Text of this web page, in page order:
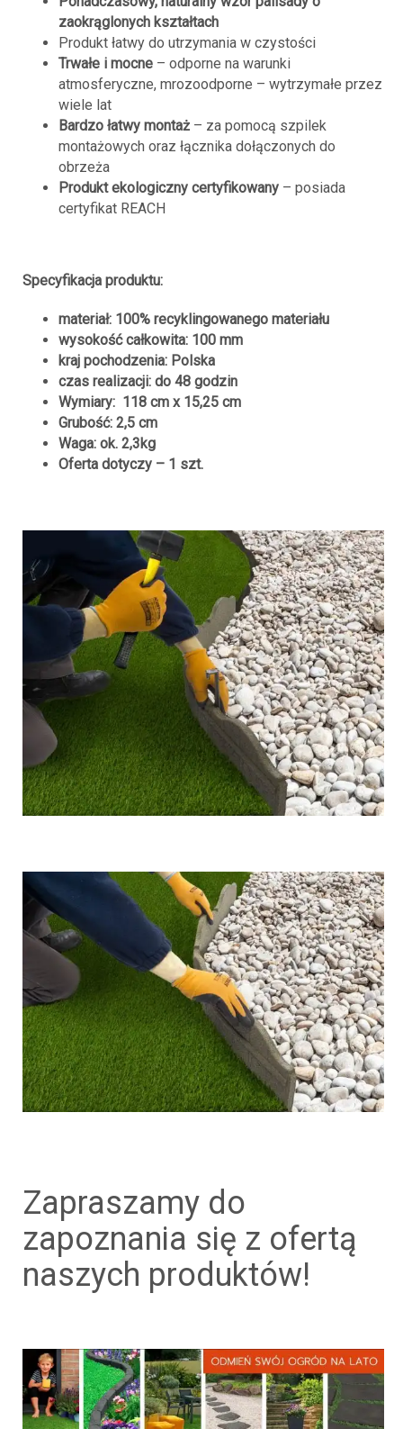
zaokrąglonych kształtach
Produkt łatwy do utrzymania w czystości
Trwałe i mocne – odporne na warunki
atmosferyczne, mrozoodporne – wytrzymałe przez
wiele lat
Bardzo łatwy montaż – za pomocą szpilek
montażowych oraz łącznika dołączonych do
obrzeża
Produkt ekologiczny certyfikowany – posiada
certyfikat REACH
Specyfikacja produktu:
materiał: 100% recyklingowanego materiału
wysokość całkowita: 100 mm
kraj pochodzenia: Polska
czas realizacji: do 48 godzin
Wymiary: 118 cm x 15,25 cm
Grubość: 2,5 cm
Waga: ok. 2,3kg
Oferta dotyczy – 1 szt.
zapraszamy do
zapoznania się z ofertą
naszych produktów!